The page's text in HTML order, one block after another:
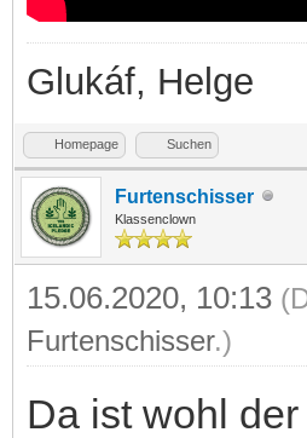
Glukáf, Helge
Homepage Suchen
Furtenschisser
Klassenclown
15.06.2020, 10:13
Furtenschisser.)
Da ist wohl